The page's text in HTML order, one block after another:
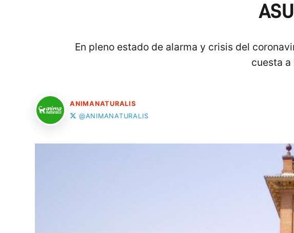
En pleno estado de alarma y crisis del
cuesta a
ANIMANATURALIS
@ANIMANATURALIS